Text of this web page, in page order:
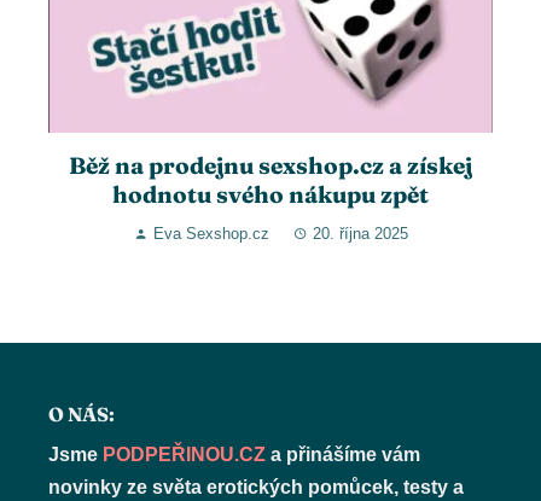
Běž na prodejnu sexshop.cz a získej
hodnotu svého nákupu zpět
Eva Sexshop.cz 20. října 2025
O NÁS:
Jsme PODPEŘINOU.CZ a přinášíme vám
novinky ze světa erotických pomůcek, testy a